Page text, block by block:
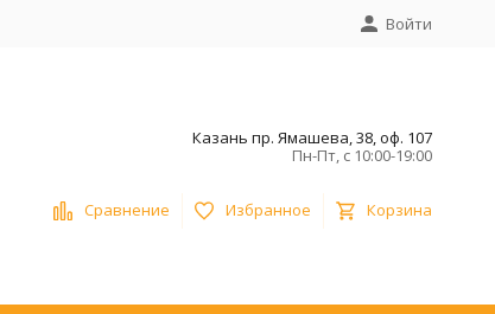
Войти
Казань пр. Ямашева, 38, оф. 107
Пн-Пт, с 10:00-19:00
Сравнение Избранное Корзина